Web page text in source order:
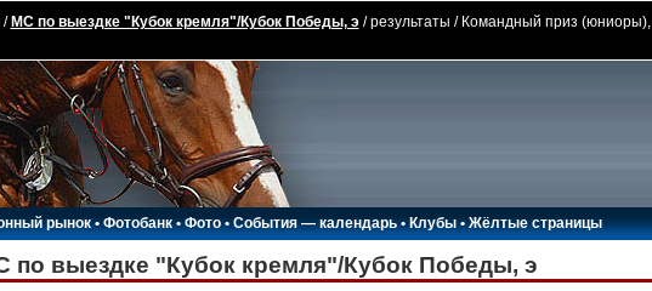
/ МС по выездке "Кубок кремля"/Кубок Победы, э/ результаты / Командный приз (юниоры),
рынок•Фотобанк •Фото•События — календарь•Клубы •Жёлтые страницы
по выездке "Кубок кремля"/Кубок Победы, э